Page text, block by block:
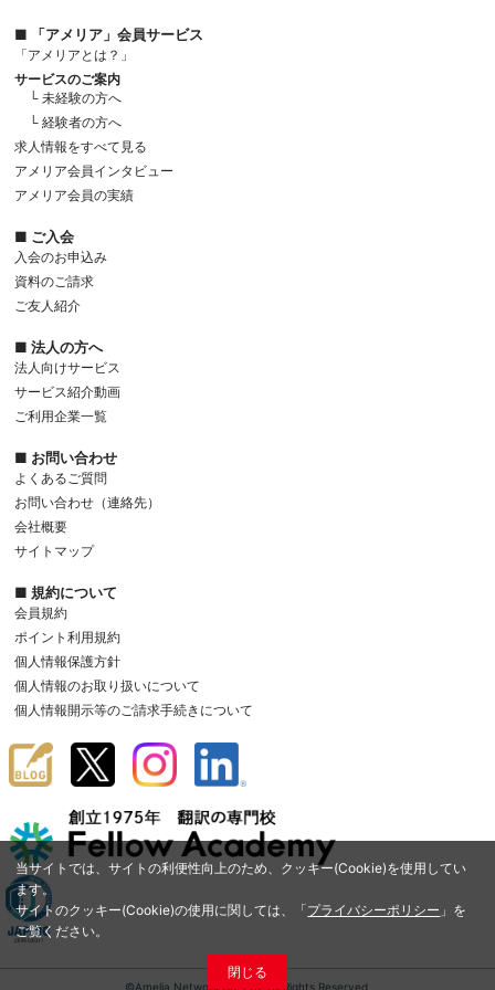
当サイトでは、サイトの利便性向上のため、クッキー(Cookie)を使用してい
ます。
サイトのクッキー(Cookie)の使用に関しては、「プライバシーポリシー 」を
ご覧ください。
閉じる
■ 「アメリア」会員サービス
「アメリアとは？」
サービスのご案内
└ 未経験の方へ
└ 経験者の方へ
求人情報をすべて見る
アメリア会員インタビュー
アメリア会員の実績
■ ご入会
入会のお申込み
資料のご請求
ご友人紹介
■ 法人の方へ
法人向けサービス
サービス紹介動画
ご利用企業一覧
■ お問い合わせ
よくあるご質問
お問い合わせ（連絡先）
会社概要
サイトマップ
■ 規約について
会員規約
ポイント利用規約
個人情報保護方針
個人情報のお取り扱いについて
個人情報開示等のご請求手続きについて
©Amelia Network Co.,Ltd. All Rights Reserved.